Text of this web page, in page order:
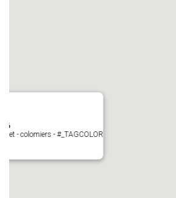
- colomiers - #_TAGCOLOR